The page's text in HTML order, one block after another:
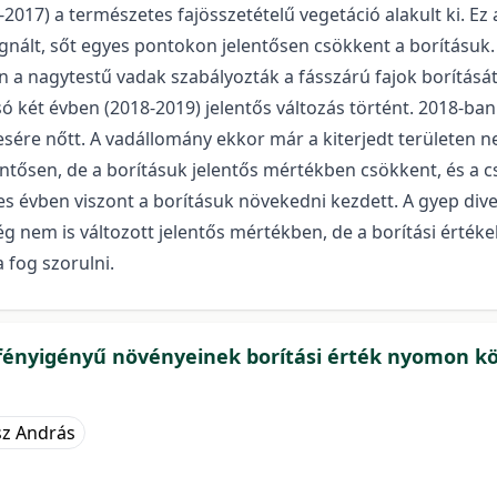
a természetes fajösszetételű vegetáció alakult ki.
sőt egyes pontokon jelentősen csökkent a
nagytestű vadak szabályozták a fásszárú fajok
évben (2018-2019) jelentős változás történt. 2018-
nőtt. A vadállomány ekkor már a kiterjedt területen
de a borításuk jelentős mértékben csökkent, és a
évben viszont a borításuk növekedni kezdett. A gyep
nem is változott jelentős mértékben, de a borítási
fog szorulni.
növényeinek borítási érték nyomon
András